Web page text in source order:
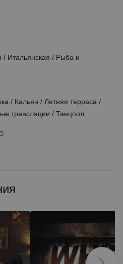
/ Итальянская / Рыба и
/ Кальян / Летняя терраса /
трансляции / Танцпол